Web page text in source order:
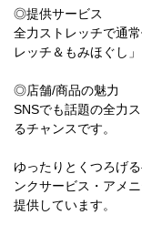
◎提供サービス
全力ストレッチで通
レッチ＆もみほぐし
◎店舗/商品の魅力
SNSでも話題の全力
るチャンスです。
ゆったりとくつろげ
ンクサービス・アメ
提供しています。